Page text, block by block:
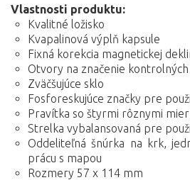
Vlastnosti produktu:
Kvalitné ložisko
Kvapalinová výplň kapsule
Fixná korekcia magnetickej
Otvory na značenie
Zväčšujúce sklo
Fosforeskujúce značky pre
Pravítka so štyrmi rôznymi
Strelka vybalansovaná pre
Oddeliteľná šnúrka na krk,
prácu s mapou
Rozmery 57 x 114 mm